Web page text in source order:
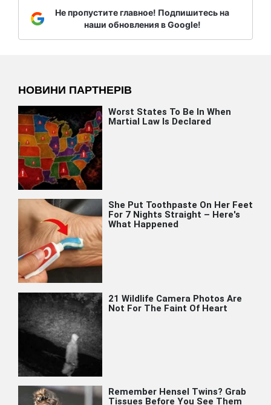
Не пропустите главное! Подпишитесь на
наши обновления в Google!